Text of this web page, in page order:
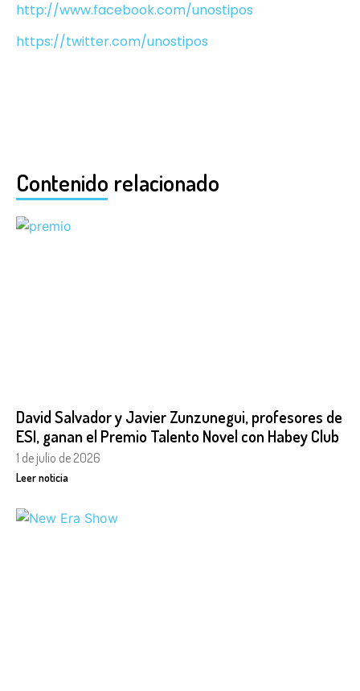
http://www.facebook.com/unostipos
https://twitter.com/unostipos
Contenido relacionado
David Salvador y Javier Zunzunegui, profesores de
ESI, ganan el Premio Talento Novel con Habey Club
1 de julio de 2026
Leer noticia